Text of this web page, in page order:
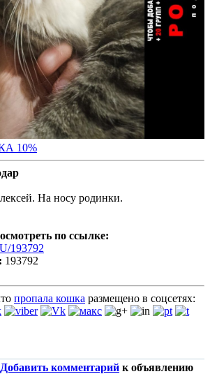
10%
На носу родинки.
по ссылке:
193792
193792
пропала кошка размещено в соцсетях:
Добавить комментарий к объявлению